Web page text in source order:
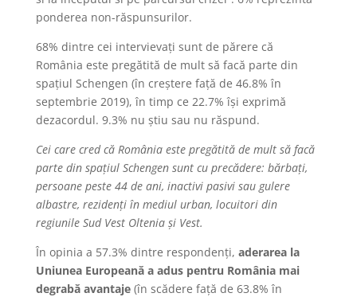
ponderea non-răspunsurilor.
68% dintre cei intervievați sunt de părere că
România este pregătită de mult să facă parte din
spațiul Schengen (în creștere față de 46.8% în
septembrie 2019), în timp ce 22.7% își exprimă
dezacordul. 9.3% nu știu sau nu răspund.
Cei care cred că România este pregătită de mult să facă
parte din spațiul Schengen sunt cu precădere: bărbați,
persoane peste 44 de ani, inactivi pasivi sau gulere
albastre, rezidenți în mediul urban, locuitori din
regiunile Sud Vest Oltenia și Vest.
În opinia a 57.3% dintre respondenți, aderarea la
Uniunea Europeană a adus pentru România mai
degrabă avantaje(în scădere față de 63.8% în